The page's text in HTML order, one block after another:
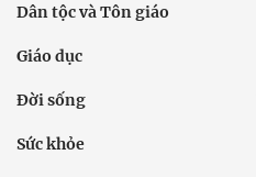
Dân tộc và Tôn giáo
Giáo dục
Đời sống
Sức khỏe